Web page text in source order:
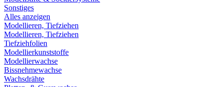
Sonstiges
Alles anzeigen
Modellieren, Tiefziehen
Modellieren, Tiefziehen
Tiefziehfolien
Modellierkunststoffe
Modellierwachse
Bissnehmewachse
Wachsdrähte